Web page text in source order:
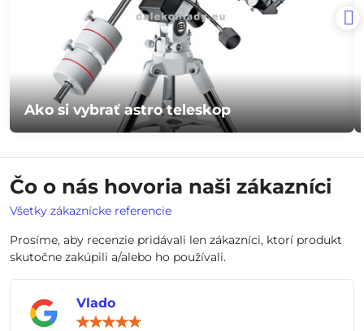
Ako si vybrať astro teleskop
Čo o nás hovoria naši zákazníci
Všetky zákaznícke referencie
Prosíme, aby recenzie pridávali len zákazníci, ktorí produkt
skutočne zakúpili a/alebo ho používali.
Vlado